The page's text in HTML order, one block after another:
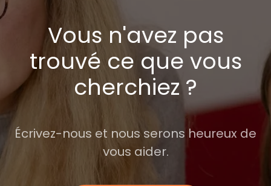
Vous n'avez pas
trouvé ce que vous
cherchiez ?
Écrivez-nous et nous serons heureux de
vous aider.